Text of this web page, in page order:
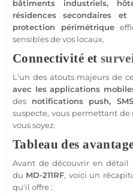
bâtiments industriels,
résidences secondaires et
protection périmétrique
sensibles de vos locaux.
Connectivité et
L'un des atouts majeurs de
avec les applications
des notifications push,
suspecte, vous permettant
vous soyez.
Tableau des
Avant de découvrir en détail
du MD-211RF, voici un
qu'il offre :